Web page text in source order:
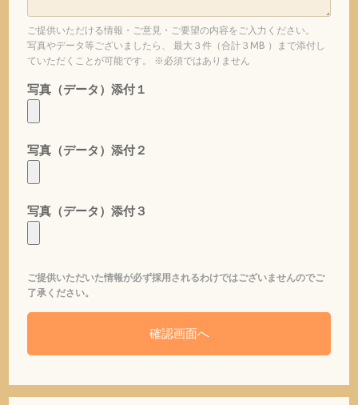
ご提供いただける情報・ご意見・ご要望の内容をご入力ください。
写真やデータ等ございましたら、 最大３件（合計３MB ）まで添付し
ていただくことが可能です。 ※必須ではありません
写真（データ）添付１
写真（データ）添付２
写真（データ）添付３
ご提供いただいた情報が必ず採用されるわけではございませんのでご
了承ください。